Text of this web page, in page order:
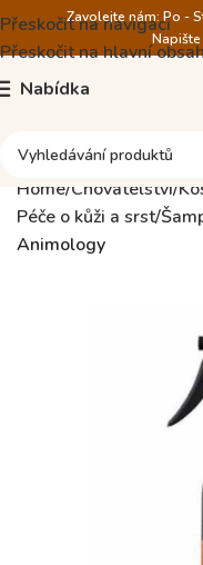
Přeskočit na navigaci
Přeskočit na hlavní
Zavolejte nám: Po -
Napište
Nabídka
Home Chovatelství
Péče o kůži a srst
Animology